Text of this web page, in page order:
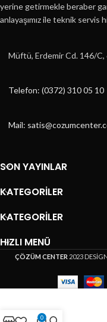
yerine getirmekle beraber
anlayaşımız ile teknik servis
Müftü, Erdemir Cd. 146/C,
Telefon: (0372) 310 05 10
Mail:
SON YAYINLAR
KATEGORILER
KATEGORILER
HIZLI MENÜ
ÇÖZÜM CENTER 2023
0